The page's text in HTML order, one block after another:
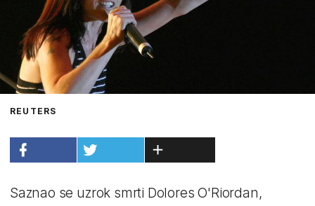
REUTERS
Saznao se uzrok smrti Dolores O'Riordan,